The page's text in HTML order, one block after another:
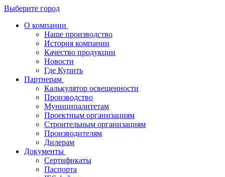
Выберите город
О компании
Наше производство
История компании
Качество продукции
Новости
Где Купить
Партнерам
Калькулятор освещенности
Производство
Муниципалитетам
Проектным организациям
Строительным организациям
Производителям
Дилерам
Документы
Сертификаты
Паспорта